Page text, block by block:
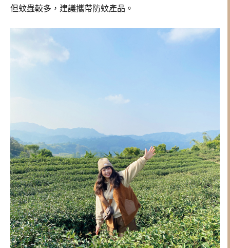
但蚊蟲較多，建議攜帶防蚊產品。